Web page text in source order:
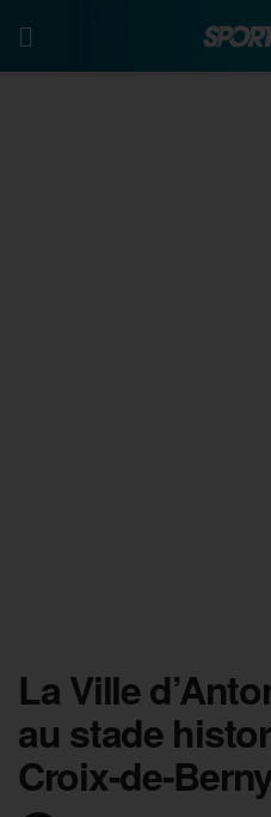
La Ville
au stade
Croix-de-